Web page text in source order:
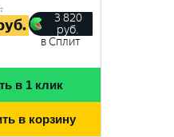
3 820
руб.
в Сплит
в 1 клик
в корзину